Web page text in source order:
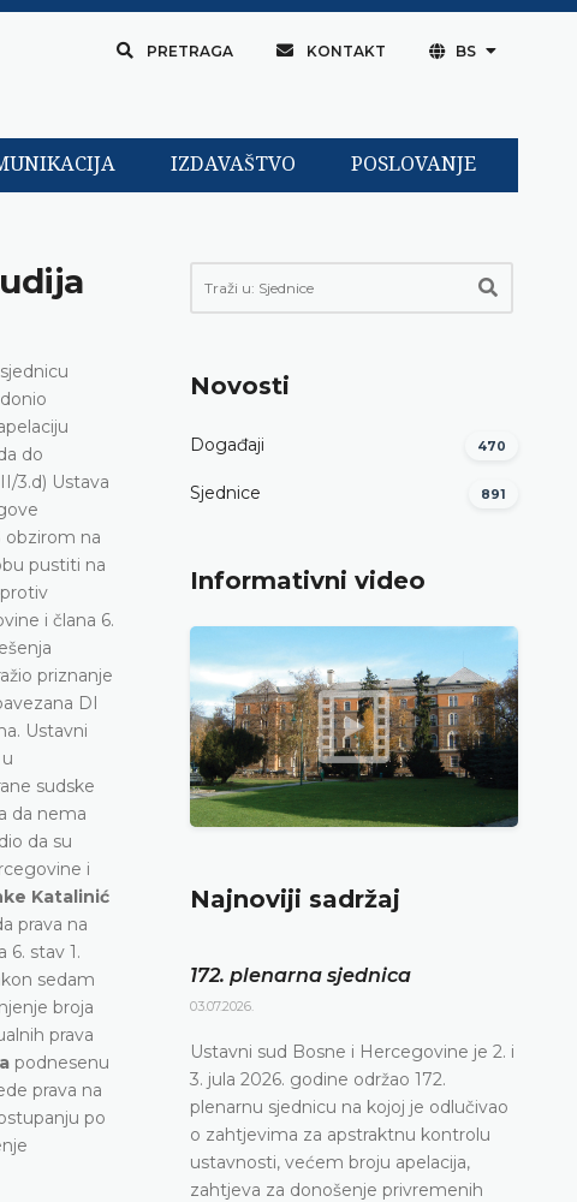
PRETRAGA KONTAKT BS
IZDAVAŠTVO POSLOVANJE
do
3.d) Ustava
obzirom na
pustiti na
i člana 6.
priznanje
DI
Ustavni
sudske
da nema
da su
i
Katalinić
prava na
stav 1.
sedam
broja
prava
podnesenu
prava na
po
Novosti
Događaji 470
Sjednice 891
Informativni video
Najnoviji sadržaj
172. plenarna sjednica
03.07.2026.
Ustavni sud Bosne i Hercegovine je 2. i
3. jula 2026. godine održao 172.
plenarnu sjednicu na kojoj je odlučivao
o zahtjevima za apstraktnu kontrolu
ustavnosti, većem broju apelacija,
zahtjeva za donošenje privremenih